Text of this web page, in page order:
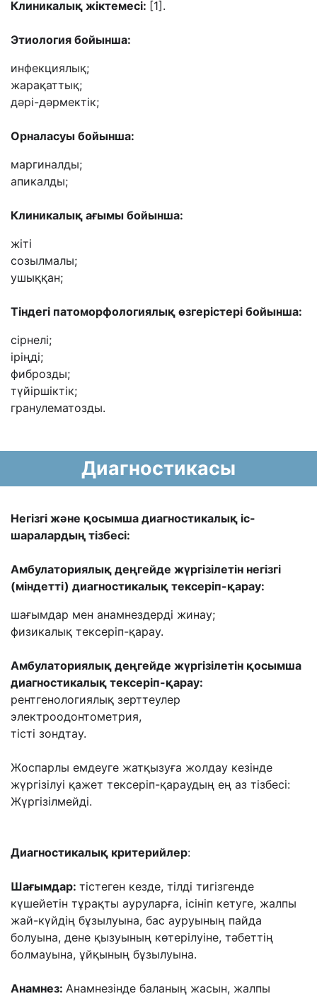
Клиникалық жіктемесі: [1].
Этиология бойынша:
инфекциялық;
жарақаттық;
дәрі-дәрмектік;
Орналасуы бойынша:
маргиналды;
апикалды;
Клиникалық ағымы бойынша:
жіті
созылмалы;
ушыққан;
Тіндегі патоморфологиялық өзгерістері бойынша:
сірнелі;
іріңді;
фиброзды;
түйіршіктік;
гранулематозды.
Диагностикасы
Негізгі және қосымша диагностикалық іс-
шаралардың тізбесі:
Амбулаториялық деңгейде жүргізілетін негізгі
(міндетті) диагностикалық тексеріп-қарау:
шағымдар мен анамнездерді жинау;
физикалық тексеріп-қарау.
Амбулаториялық деңгейде жүргізілетін қосымша
диагностикалық тексеріп-қарау:
рентгенологиялық зерттеулер
электроодонтометрия,
тісті зондтау.
Жоспарлы емдеуге жатқызуға жолдау кезінде
жүргізілуі қажет тексеріп-қараудың ең аз тізбесі:
Жүргізілмейді.
Диагностикалық критерийлер:
Шағымдар: тістеген кезде, тілді тигізгенде
күшейетін тұрақты ауруларға, ісініп кетуге, жалпы
жай-күйдің бұзылуына, бас ауруының пайда
болуына, дене қызуының көтерілуіне, тәбеттің
болмауына, ұйқының бұзылуына.
Анамнез: Анамнезінде баланың жасын, жалпы